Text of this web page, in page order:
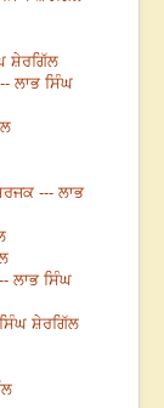
ਸ਼ੇਰਗਿੱਲ
ਲਾਭ ਸਿੰਘ
--- ਲਾਭ
ਲਾਭ ਸਿੰਘ
ਸ਼ੇਰਗਿੱਲ